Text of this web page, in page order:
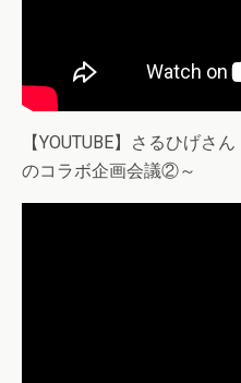
【YOUTUBE】さるひげ
のコラボ企画会議②～